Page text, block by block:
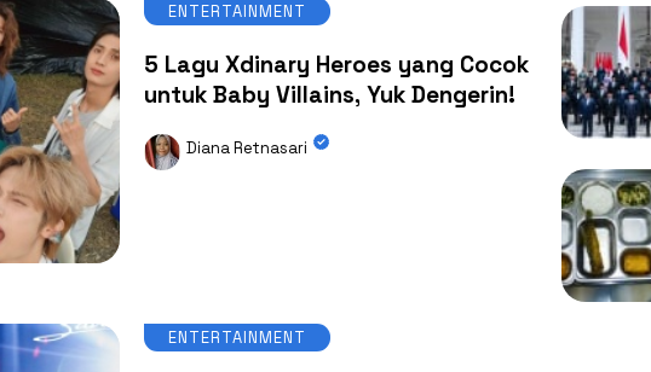
ENTERTAINMENT
5 Lagu Xdinary Heroes yang Cocok
untuk Baby Villains, Yuk Dengerin!
Diana Retnasari
ENTERTAINMENT